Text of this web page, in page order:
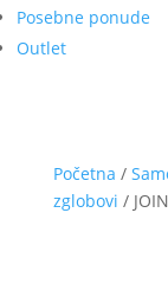
Posebne ponude
Outlet
Početna /
zglobovi /